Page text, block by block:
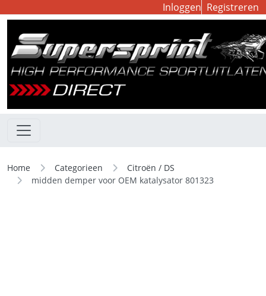
Inloggen Registreren
Home Categorieen
Citroën / DS
midden demper voor OEM katalysator 801323